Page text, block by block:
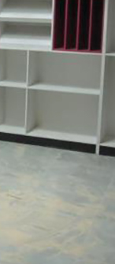
Выполнено более
Посмотреть
Решения для